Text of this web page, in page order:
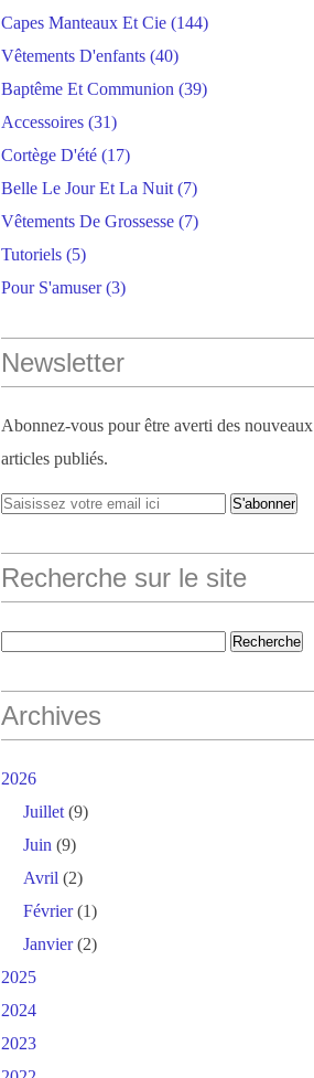
Capes Manteaux Et Cie (144)
Vêtements D'enfants (40)
Baptême Et Communion (39)
Accessoires (31)
Cortège D'été (17)
Belle Le Jour Et La Nuit (7)
Vêtements De Grossesse (7)
Tutoriels (5)
Pour S'amuser(3)
Newsletter
Abonnez-vous pour être averti des nouveaux
articles publiés.
Recherche sur le site
Archives
2026
Juillet (9)
Juin (9)
Avril (2)
Février(1)
Janvier(2)
2025
2024
2023